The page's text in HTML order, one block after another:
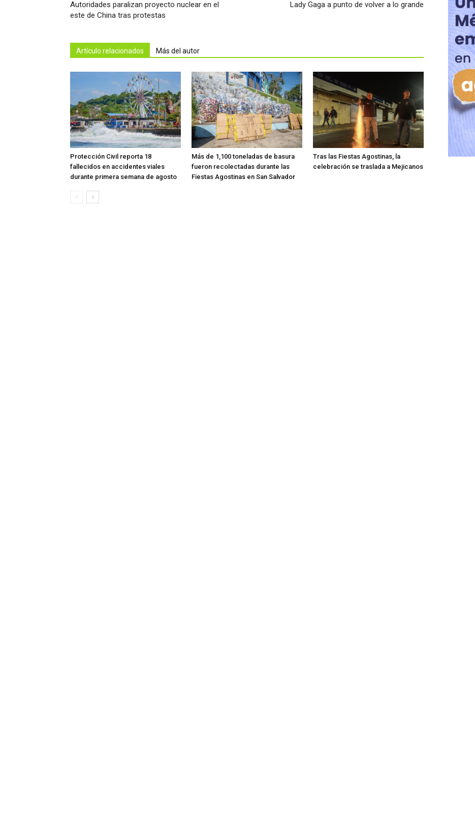
Autoridades paralizan proyecto nuclear en el
este de China tras protestas
Lady Gaga a punto de volver a lo grande
Artículo relacionados Más del autor
Protección Civil reporta 18
fallecidos en accidentes viales
durante primera semana de agosto
Más de 1,100 toneladas de basura
fueron recolectadas durante las
Fiestas Agostinas en San Salvador
Tras las Fiestas Agostinas, la
celebración se traslada a Mejicanos